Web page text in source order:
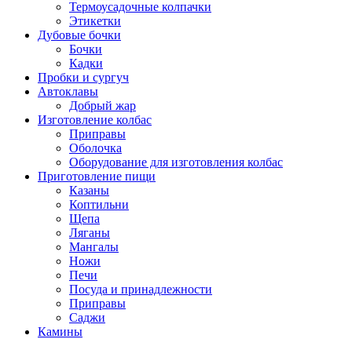
Термоусадочные колпачки
Этикетки
Дубовые бочки
Бочки
Кадки
Пробки и сургуч
Автоклавы
Добрый жар
Изготовление колбас
Приправы
Оболочка
Оборудование для изготовления колбас
Приготовление пищи
Казаны
Коптильни
Щепа
Ляганы
Мангалы
Ножи
Печи
Посуда и принадлежности
Приправы
Саджи
Камины